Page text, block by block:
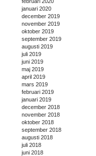
januari 2020
december 2019
november 2019
oktober 2019
september 2019
augusti 2019
juli 2019
juni 2019
maj 2019
april 2019
mars 2019
februari 2019
januari 2019
december 2018
november 2018
oktober 2018
september 2018
augusti 2018
juli 2018
juni 2018